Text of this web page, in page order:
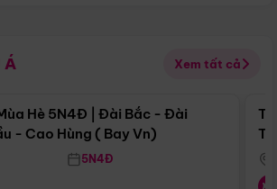
Á Xem tất cả
Điểm nổi bật
Hè 5N4Đ | Đài Bắc - Đài
- Cao Hùng ( Bay Vn)
5N4Đ